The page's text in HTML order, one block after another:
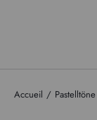
Accueil Pastelltöne